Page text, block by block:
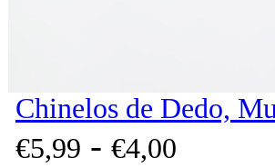
Chinelos de Dedo,
€5,99 - €4,00